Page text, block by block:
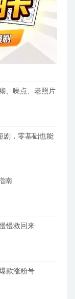
、噪点、老照片
剧，零基础也能
南
慢救回来
款涨粉号